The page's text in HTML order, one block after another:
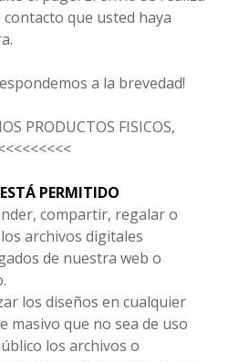
contacto que usted haya
a la brevedad!
PRODUCTOS FISICOS,
PERMITIDO
compartir, regalar o
archivos digitales
de nuestra web o
los diseños en cualquier
masivo que no sea de uso
los archivos o